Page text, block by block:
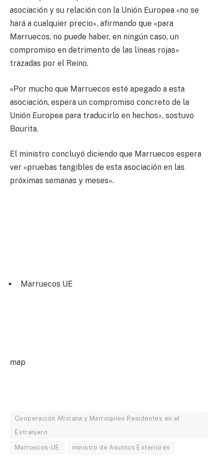
asociación y su relación con la Unión Europea «no se
hará a cualquier precio», afirmando que «para
Marruecos, no puede haber, en ningún caso, un
compromiso en detrimento de las líneas rojas»
trazadas por el Reino.
«Por mucho que Marruecos esté apegado a esta
asociación, espera un compromiso concreto de la
Unión Europea para traducirlo en hechos», sostuvo
Bourita.
El ministro concluyó diciendo que Marruecos espera
ver «pruebas tangibles de esta asociación en las
próximas semanas y meses».
Marruecos UE
map
Cooperación Africana y Marroquíes Residentes en el
Extranjero
Marruecos-UE ministro de Asuntos Exteriores